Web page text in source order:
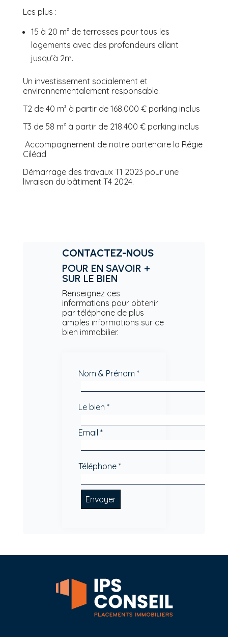
Les plus :
15 à 20 m² de terrasses pour tous les
logements avec des profondeurs allant
jusqu’à 2m.
Un investissement socialement et
environnementalement responsable.
T2 de 40 m² à partir de 168.000 € parking inclus
T3 de 58 m² à partir de 218.400 € parking inclus
Accompagnement de notre partenaire la Régie
Ciléad
Démarrage des travaux T1 2023 pour une
livraison du bâtiment T4 2024.
CONTACTEZ-NOUS
POUR EN SAVOIR +
SUR LE BIEN
Renseignez ces
informations pour obtenir
par téléphone de plus
amples informations sur ce
bien immobilier.
Nom & Prénom *
Le bien *
Email *
Téléphone *